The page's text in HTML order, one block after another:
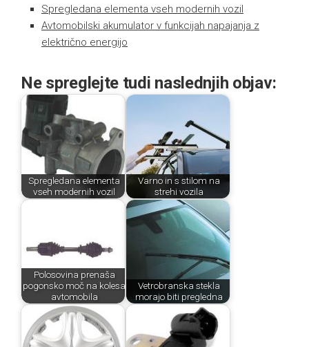
Spregledana elementa vseh modernih vozil
Avtomobilski akumulator v funkcijah napajanja z
električno energijo
Ne spreglejte tudi naslednjih objav:
Spregledana elementa
vseh modernih vozil
Varno in s stilom na
strehi vozila
Polosovina prenaša
pogonsko moč na kolesa
avtomobila
Vetrobranska stekla
morajo biti pregledna